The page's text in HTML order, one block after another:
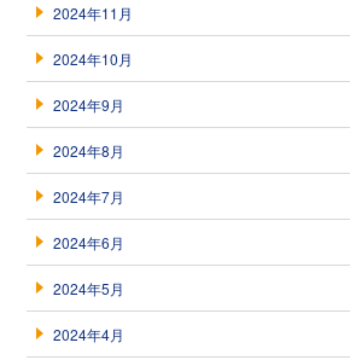
2024年11月
2024年10月
2024年9月
2024年8月
2024年7月
2024年6月
2024年5月
2024年4月